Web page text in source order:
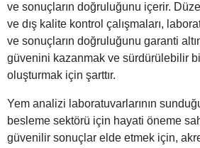
ve sonuçların doğruluğunu içerir.
ve dış kalite kontrol çalışmaları,
ve sonuçların doğruluğunu garanti
güvenini kazanmak ve sürdürülebilir
oluşturmak için şarttır.
Yem analizi laboratuvarlarının
besleme sektörü için hayati öneme
güvenilir sonuçlar elde etmek için,